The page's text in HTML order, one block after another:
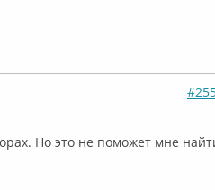
Но это не поможет мне